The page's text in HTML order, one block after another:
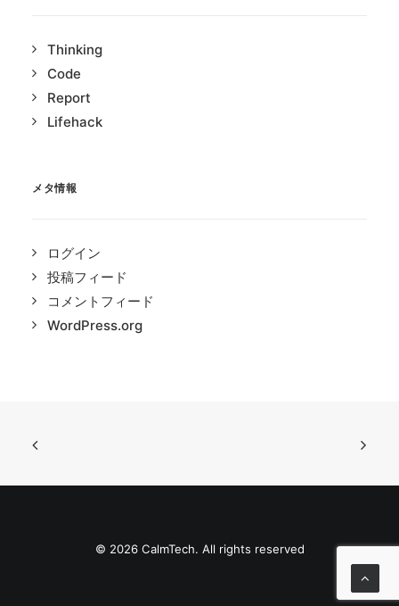
Thinking
Code
Report
Lifehack
メタ情報
ログイン
投稿フィード
コメントフィード
WordPress.org
© 2026 CalmTech. All rights reserved